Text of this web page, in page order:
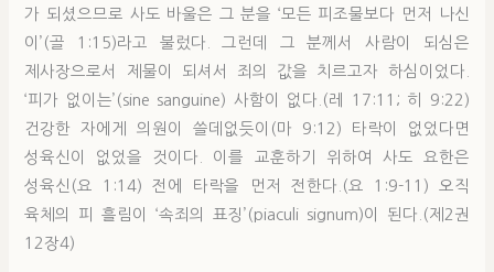
가 되셨으므로 사도 바울은 그 분을 ‘모든 피조물보다 먼저 나신
이’(골 1:15)라고 불렀다. 그런데 그 분께서 사람이 되심은
제사장으로서 제물이 되셔서 죄의 값을 치르고자 하심이었다.
‘피가 없이는’(sine sanguine) 사함이 없다.(레 17:11; 히 9:22)
건강한 자에게 의원이 쓸데없듯이(마 9:12) 타락이 없었다면
성육신이 없었을 것이다. 이를 교훈하기 위하여 사도 요한은
성육신(요 1:14) 전에 타락을 먼저 전한다.(요 1:9-11) 오직
육체의 피 흘림이 ‘속죄의 표징’(piaculi signum)이 된다.(제2권
12장4)